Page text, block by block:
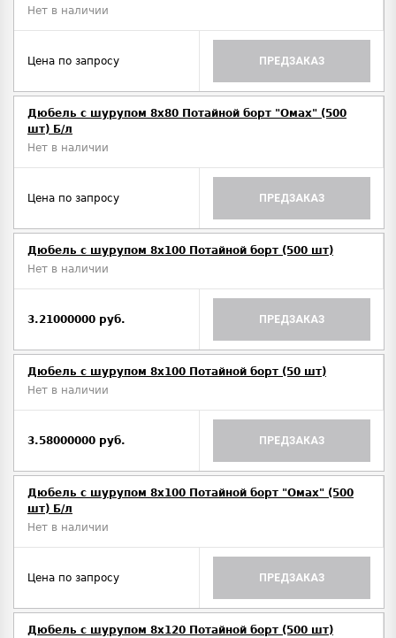
Нет в наличии
Цена по запросу ПРЕДЗАКАЗ
Дюбель с шурупом 8х80 Потайной борт "Омах" (500
шт) Б/л
Нет в наличии
Цена по запросу ПРЕДЗАКАЗ
Дюбель с шурупом 8х100 Потайной борт (500 шт)
Нет в наличии
3.21000000 руб. ПРЕДЗАКАЗ
Дюбель с шурупом 8х100 Потайной борт (50 шт)
Нет в наличии
3.58000000 руб. ПРЕДЗАКАЗ
Дюбель с шурупом 8х100 Потайной борт "Омах" (500
шт) Б/л
Нет в наличии
Цена по запросу ПРЕДЗАКАЗ
Дюбель с шурупом 8х120 Потайной борт (500 шт)